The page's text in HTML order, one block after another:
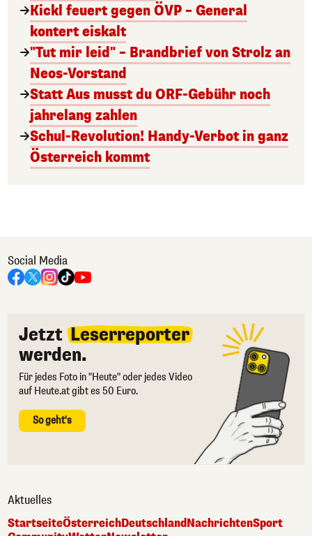
Kickl feuert gegen ÖVP – General
kontert eiskalt
"Tut mir leid" – Brandbrief von Strolz an
Neos-Vorstand
Statt Aus musst du ORF-Gebühr noch
jahrelang zahlen
Schul-Revolution! Handy-Verbot in ganz
Österreich kommt
Social Media
Jetzt Leserreporter
werden.
Für jedes Foto in "Heute" oder jedes Video
auf Heute.at gibt es 50 Euro.
So geht's
Aktuelles
StartseiteÖsterreichDeutschlandNachrichtenSport